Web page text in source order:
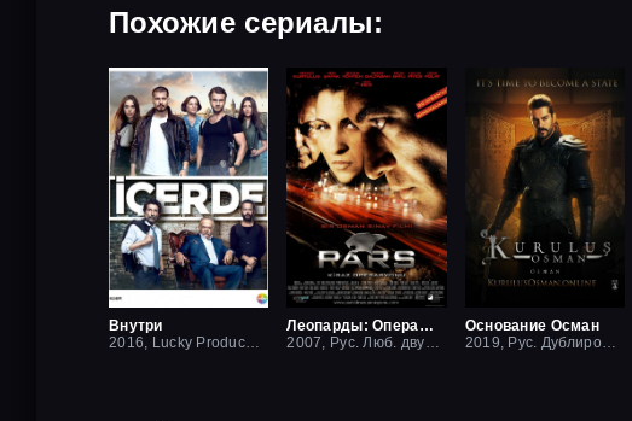
Похожие сериалы:
Внутри
Леопарды: Операция вишня
Основание Осман